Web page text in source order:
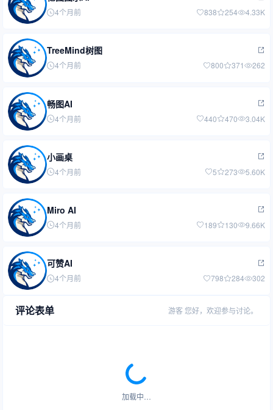
4个月前 838 254 4.33K
TreeMind树图
4个月前 800 371 262
畅图AI
4个月前 440 470 3.04K
小画桌
4个月前 5 273 5.60K
Miro AI
4个月前 189 130 9.66K
可赞AI
4个月前 798 284 302
评论表单 游客 您好，欢迎参与讨论。
加载中…